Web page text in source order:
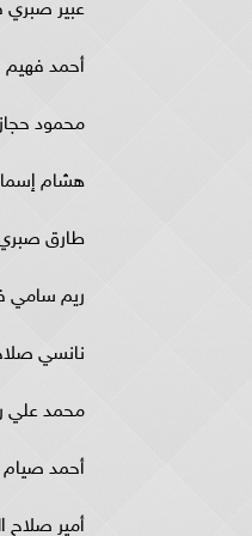
أحمد
محمود
هشام
طارق
ريم سامي
نانسي
محمد علي
أحمد
أمير